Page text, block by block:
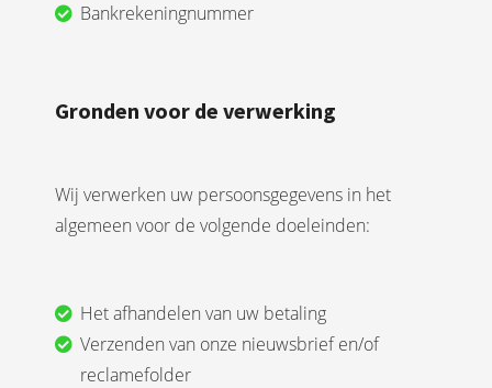
Bankrekeningnummer
Gronden voor de verwerking
Wij verwerken uw persoonsgegevens in het
algemeen voor de volgende doeleinden:
Het afhandelen van uw betaling
Verzenden van onze nieuwsbrief en/of
reclamefolder